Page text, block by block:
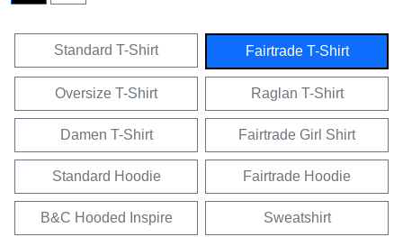
Standard T-Shirt Fairtrade T-Shirt
Oversize T-Shirt Raglan T-Shirt
Damen T-Shirt Fairtrade Girl Shirt
Standard Hoodie Fairtrade Hoodie
B&C Hooded Inspire Sweatshirt